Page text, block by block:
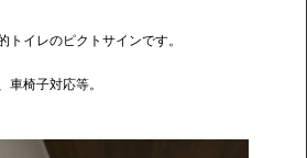
イレのピクトサインです。
車椅子対応等。